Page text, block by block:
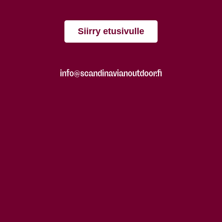
Siirry etusivulle
info@scandinavianoutdoor.fi